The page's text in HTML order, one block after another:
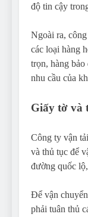
độ tin cậy
Ngoài ra,
các loại hàng
trọn, hàng
nhu cầu của
Giấy tờ và
Công ty vận
và thủ tục để
đường quốc
Để vận
phải tuân thủ